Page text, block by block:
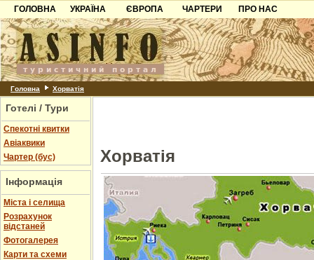
ГОЛОВНА
УКРАЇНА
Карпати
Азов
Причорноморря
Шацьк
ЄВРОПА
Чорногорія
Хорватія
Болгарія
ЧАРТЕРИ
ПРО НАС
Контакти
Партнерам
Додати готель
Головна Хорватія
Готелі / Тури
Спекотні квитки
Авіаквики
Чартер (бус)
Інформація
Міста і селища
Розрахунок
відстаней
Фотогалерея
Карти та схеми
Хорватія